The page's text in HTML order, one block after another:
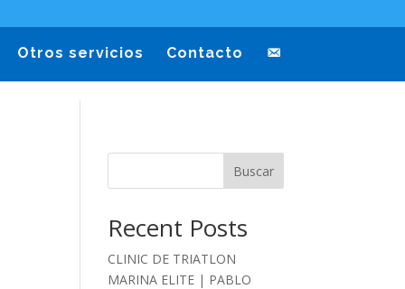
Otros servicios Contacto
Buscar
Recent Posts
CLINIC DE TRIATLON
MARINA ELITE | PABLO